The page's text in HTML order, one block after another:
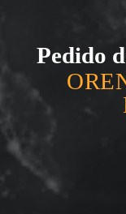
Pedido